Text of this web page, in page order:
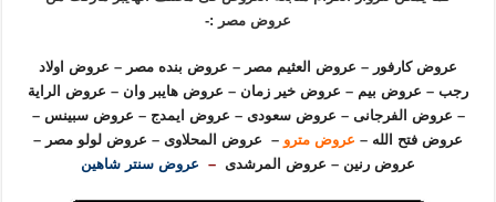
عروض مصر :-
عروض كارفور – عروض العثيم مصر – عروض بنده مصر – عروض اولاد
رجب – عروض بيم– عروض خير زمان – عروض هايبر وان – عروض الراية
– عروض الفرجانى – عروض سعودى – عروض ايمدج – عروض سبينس –
عروض فتح الله – عروض مترو– عروض المحلاوى – عروض لولو مصر –
عروض رنين – عروض المرشدى– عروض سنتر شاهين